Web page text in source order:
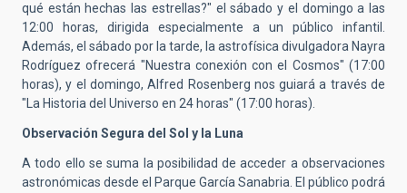
qué están hechas las estrellas?" el sábado y el domingo a las
12:00 horas, dirigida especialmente a un público infantil.
Además, el sábado por la tarde, la astrofísica divulgadora Nayra
Rodríguez ofrecerá "Nuestra conexión con el Cosmos" (17:00
horas), y el domingo, Alfred Rosenberg nos guiará a través de
"La Historia del Universo en 24 horas" (17:00 horas).
Observación Segura del Sol y la Luna
A todo ello se suma la posibilidad de acceder a observaciones
astronómicas desde el Parque García Sanabria. El público podrá